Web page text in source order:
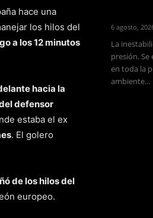
hace una
los hilos del
a los 12 minutos
hacia la
defensor
estaba el ex
. El golero
de los hilos del
europeo.
6 agosto,
La
presión.
en toda la
ambiente...